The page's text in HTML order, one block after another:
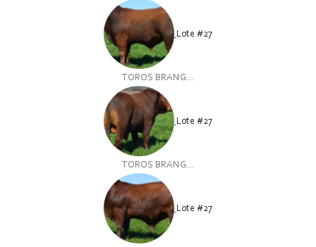
Lote #27
TOROS BRANG...
Lote #27
TOROS BRANG...
Lote #27